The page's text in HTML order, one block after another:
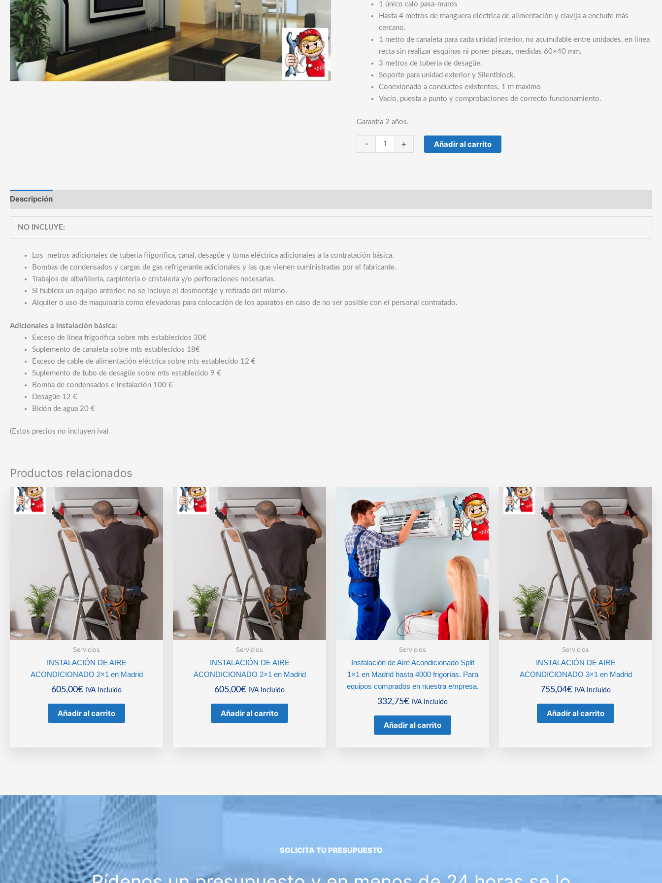
1 único calo pasa-muros
Hasta 4 metros de manguera eléctrica de alimentación y clavija a enchufe más
cercano.
1 metro de canaleta para cada unidad interior, no acumulable entre unidades, en línea
recta sin realizar esquinas ni poner piezas, medidas 60×40 mm.
3 metros de tubería de desagüe.
Soporte para unidad exterior y Silentblock.
Conexionado a conductos existentes. 1 m maximo
Vacío, puesta a punto y comprobaciones de correcto funcionamiento.
Garantía 2 años.
-
INSTALACIÓN
DE
Conducto
Madrid
+ Añadir al carrito
Descripción
NO INCLUYE:
Los metros adicionales de tubería frigorífica, canal, desagüe y toma eléctrica adicionales a la contratación básica.
Bombas de condensados y cargas de gas refrigerante adicionales y las que vienen suministradas por el fabricante.
Trabajos de albañilería, carpintería o cristalería y/o perforaciones necesarias.
Si hubiera un equipo anterior, no se incluye el desmontaje y retirada del mismo.
Alquiler o uso de maquinaría como elevadoras para colocación de los aparatos en caso de no ser posible con el personal contratado.
Adicionales a instalación básica:
Exceso de línea frigorífica sobre mts establecidos 30€
Suplemento de canaleta sobre mts establecidos 18€
Exceso de cable de alimentación eléctrica sobre mts establecido 12 €
Suplemento de tubo de desagüe sobre mts establecido 9 €
Bomba de condensados e instalación 100 €
Desagüe 12 €
Bidón de agua 20 €
(Estos precios no incluyen iva)
Productos relacionados
Servicios
INSTALACIÓN DE AIRE
ACONDICIONADO 2×1 en Madrid
605,00€ IVA Incluido
Añadir al carrito
Servicios
INSTALACIÓN DE AIRE
ACONDICIONADO 2×1 en Madrid
605,00€ IVA Incluido
Añadir al carrito
Servicios
Instalación de Aire Acondicionado Split
1×1 en Madrid hasta 4000 frigorías. Para
equipos comprados en nuestra empresa.
332,75€ IVA Incluido
Añadir al carrito
Servicios
INSTALACIÓN DE AIRE
ACONDICIONADO 3×1 en Madrid
755,04€ IVA Incluido
Añadir al carrito
SOLICITA TU PRESUPUESTO